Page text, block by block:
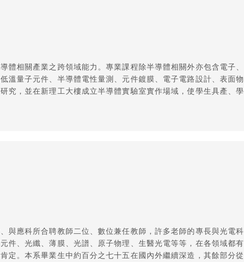
體相關產業之跨領域能力。專業課程除半導體相關外亦包含電子、
溫量子元件、半導體電性量測、元件鍍膜、電子電路設計、表面物
究，並在新理工大樓成立半導體實驗室實作場域，使學生具產、學
與應科所合聘教師二位、數位兼任教師，許多老師的專長與光電科
件、光纖、薄膜、光譜、原子物理、生醫光電等等，在各領域都有
定。本系畢業生中約百分之七十五在國內外繼續深造，其餘部分從